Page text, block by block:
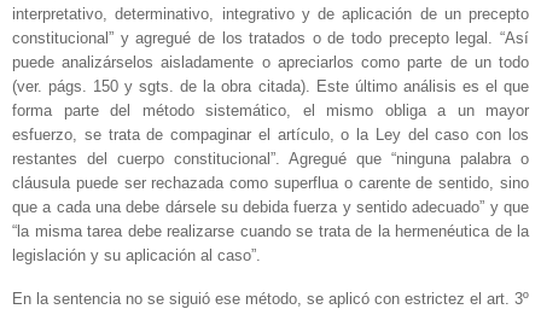
interpretativo, determinativo, integrativo y de aplicación de un precepto
constitucional” y agregué de los tratados o de todo precepto legal. “Así
puede analizárselos aisladamente o apreciarlos como parte de un todo
(ver. págs. 150 y sgts. de la obra citada). Este último análisis es el que
forma parte del método sistemático, el mismo obliga a un mayor
esfuerzo, se trata de compaginar el artículo, o la Ley del caso con los
restantes del cuerpo constitucional”. Agregué que “ninguna palabra o
cláusula puede ser rechazada como superflua o carente de sentido, sino
que a cada una debe dársele su debida fuerza y sentido adecuado” y que
“la misma tarea debe realizarse cuando se trata de la hermenéutica de la
legislación y su aplicación al caso”.
En la sentencia no se siguió ese método, se aplicó con estrictez el art. 3º